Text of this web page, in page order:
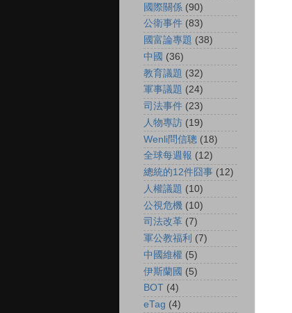
國際關係 (90)
公衛事件 (83)
國富論專題 (38)
中國 (36)
教育議題 (32)
軍事議題 (24)
司法事件 (23)
人物專訪 (19)
Wenli問信聰 (18)
全球每週報 (12)
總統的12件囧事 (12)
人權議題 (10)
公視危機 (10)
司法改革 (7)
軍公教福利 (7)
中國維權 (5)
伊斯蘭國 (5)
BOT (4)
eTag (4)